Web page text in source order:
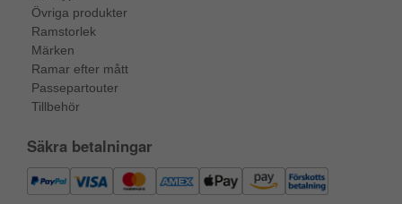
Övriga produkter
Ramstorlek
Märken
Ramar efter mått
Passepartouter
Tillbehör
Säkra betalningar